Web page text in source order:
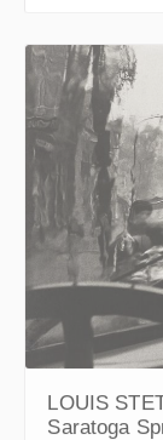
LOUIS
Saratoga